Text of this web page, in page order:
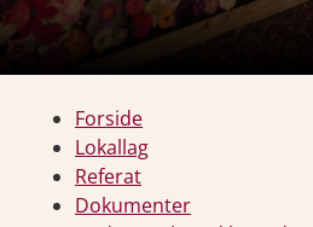
Forside
Lokallag
Referat
Dokumenter